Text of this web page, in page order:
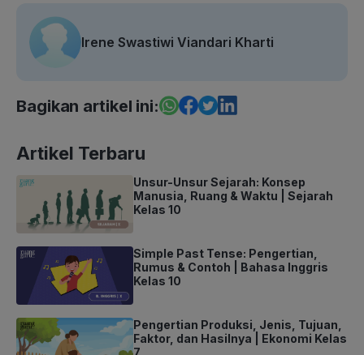
Irene Swastiwi Viandari Kharti
Bagikan artikel ini:
Artikel Terbaru
Unsur-Unsur Sejarah: Konsep
Manusia, Ruang & Waktu | Sejarah
Kelas 10
Simple Past Tense: Pengertian,
Rumus & Contoh | Bahasa Inggris
Kelas 10
Pengertian Produksi, Jenis, Tujuan,
Faktor, dan Hasilnya | Ekonomi Kelas